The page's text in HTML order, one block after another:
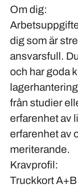
Om dig:
dig som är
ansvarsfull.
och har goda
från studier
erfarenhet av
erfarenhet av
meriterande.
Kravprofil:
Truckkort A+B